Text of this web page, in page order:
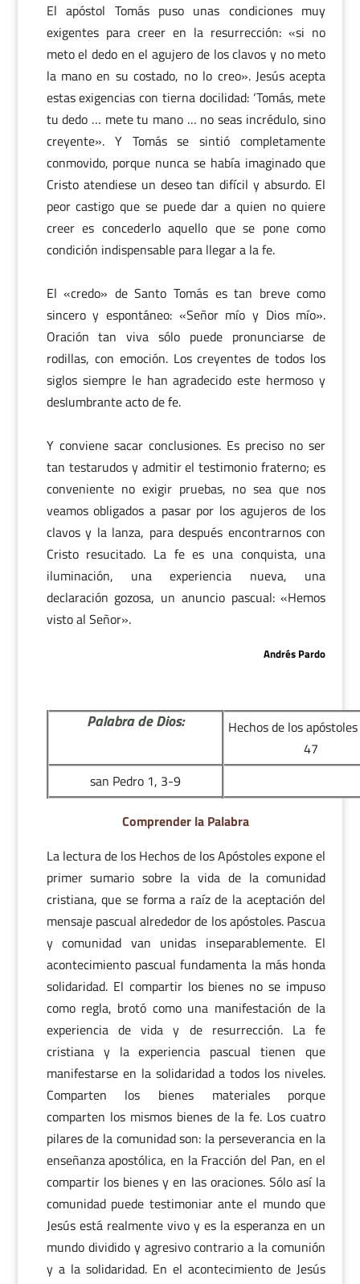
El apóstol Tomás puso unas condiciones muy
exigentes para creer en la resurrección: «si no
meto el dedo en el agujero de los clavos y no meto
la mano en su costado, no lo creo». Jesús acepta
estas exigencias con tierna docilidad: ‘Tomás, mete
tu dedo … mete tu mano … no seas incrédulo, sino
creyente». Y Tomás se sintió completamente
conmovido, porque nunca se había imaginado que
Cristo atendiese un deseo tan difícil y absurdo. El
peor castigo que se puede dar a quien no quiere
creer es concederlo aquello que se pone como
condición indispensable para llegar a la fe.
El «credo» de Santo Tomás es tan breve como
sincero y espontáneo: «Señor mío y Dios mío».
Oración tan viva sólo puede pronunciarse de
rodillas, con emoción. Los creyentes de todos los
siglos siempre le han agradecido este hermoso y
deslumbrante acto de fe.
Y conviene sacar conclusiones. Es preciso no ser
tan testarudos y admitir el testimonio fraterno; es
conveniente no exigir pruebas, no sea que nos
veamos obligados a pasar por los agujeros de los
clavos y la lanza, para después encontrarnos con
Cristo resucitado. La fe es una conquista, una
iluminación, una experiencia nueva, una
declaración gozosa, un anuncio pascual: «Hemos
visto al Señor».
Andrés Pardo
Palabra de Dios:
Hechos de los
47
san Pedro 1, 3-9
Comprender la Palabra
La lectura de los Hechos de los Apóstoles expone el
primer sumario sobre la vida de la comunidad
cristiana, que se forma a raíz de la aceptación del
mensaje pascual alrededor de los apóstoles. Pascua
y comunidad van unidas inseparablemente. El
acontecimiento pascual fundamenta la más honda
solidaridad. El compartir los bienes no se impuso
como regla, brotó como una manifestación de la
experiencia de vida y de resurrección. La fe
cristiana y la experiencia pascual tienen que
manifestarse en la solidaridad a todos los niveles.
Comparten los bienes materiales porque
comparten los mismos bienes de la fe. Los cuatro
pilares de la comunidad son: la perseverancia en la
enseñanza apostólica, en la Fracción del Pan, en el
compartir los bienes y en las oraciones. Sólo así la
comunidad puede testimoniar ante el mundo que
Jesús está realmente vivo y es la esperanza en un
mundo dividido y agresivo contrario a la comunión
y a la solidaridad. En el acontecimiento de Jesús